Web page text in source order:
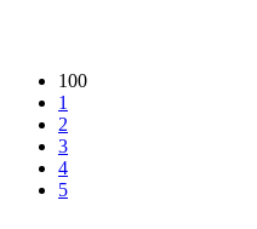
100
1
2
3
4
5